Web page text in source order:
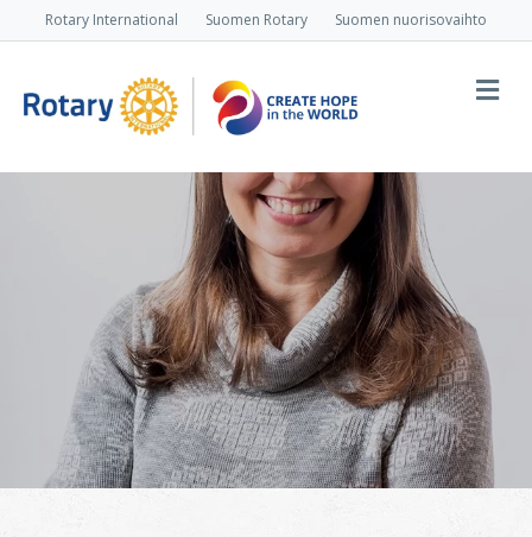
Rotary International Suomen Rotary Suomen nuorisovaihto